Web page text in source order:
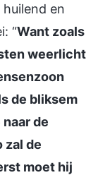
en
“Want zoals
weerlicht
de bliksem
de
zal de
moet hij